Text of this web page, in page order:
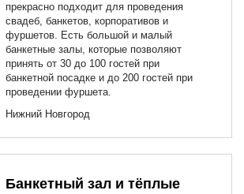
прекрасно подходит для проведения
свадеб, банкетов, корпоративов и
фуршетов. Есть большой и малый
банкетные залы, которые позволяют
принять от 30 до 100 гостей при
банкетной посадке и до 200 гостей при
проведении фуршета.
Нижний Новгород
Банкетный зал и тёплые